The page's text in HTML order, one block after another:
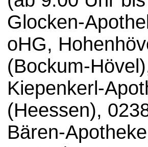
Glocken-
oHG,
(Bockum-
Kiepenkerl-
(Heessen),
Bären-